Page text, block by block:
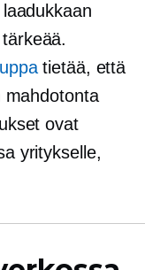
tietää, että
mahdotonta
ovat
yritykselle,